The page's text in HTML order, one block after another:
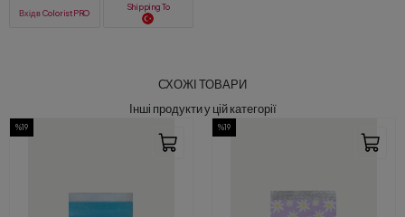
Вхід в ColoristPRO
Shipping To
СХОЖІ ТОВАРИ
Інші продукти у цій категорії